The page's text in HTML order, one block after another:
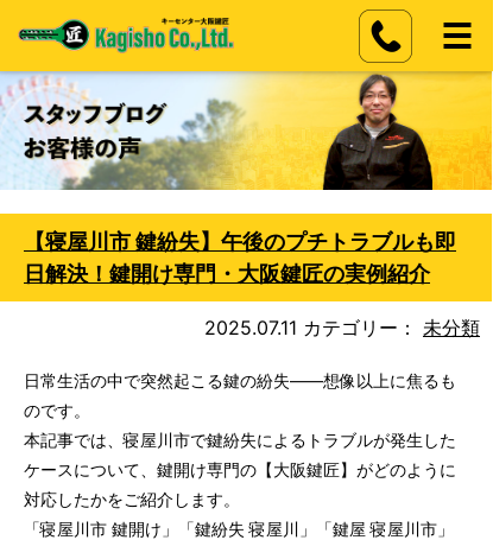
【寝屋川市 鍵紛失】午後のプチトラブルも即
日解決！鍵開け専門・大阪鍵匠の実例紹介
2025.07.11 カテゴリー： 未分類
日常生活の中で突然起こる鍵の紛失——想像以上に焦るも
のです。
本記事では、寝屋川市で鍵紛失によるトラブルが発生した
ケースについて、鍵開け専門の【大阪鍵匠】がどのように
対応したかをご紹介します。
「寝屋川市 鍵開け」「鍵紛失 寝屋川」「鍵屋 寝屋川市」